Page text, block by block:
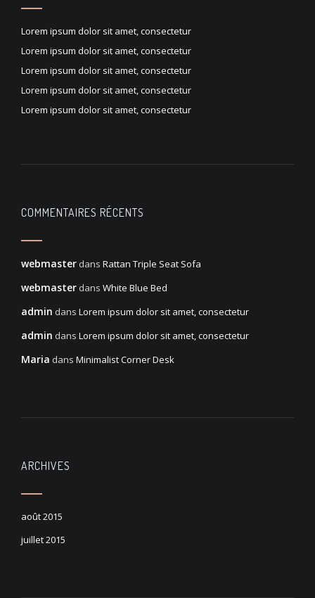
Lorem ipsum dolor sit amet, consectetur
Lorem ipsum dolor sit amet, consectetur
Lorem ipsum dolor sit amet, consectetur
Lorem ipsum dolor sit amet, consectetur
Lorem ipsum dolor sit amet, consectetur
COMMENTAIRES RÉCENTS
webmaster dans Rattan Triple Seat Sofa
webmaster dans White Blue Bed
admin dans Lorem ipsum dolor sit amet, consectetur
admin dans Lorem ipsum dolor sit amet, consectetur
Maria dans Minimalist Corner Desk
ARCHIVES
août 2015
juillet 2015